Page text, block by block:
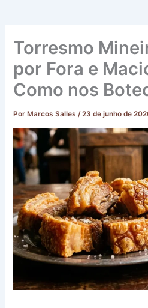
Torresmo
por Fora e
Como nos
Por Marcos Salles/23 de junho de